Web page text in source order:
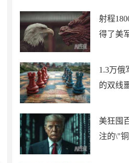
射程
得了美
1.3万俄
的双线
美狂囤
注的\"